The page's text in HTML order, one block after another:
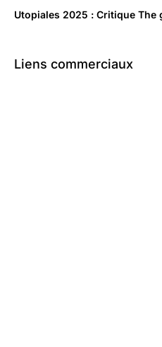
Utopiales 2025 : Critique
Liens commerciaux